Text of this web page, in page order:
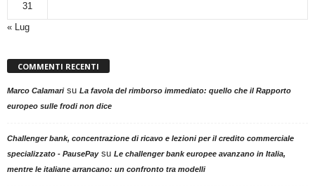
31
« Lug
COMMENTI RECENTI
Marco Calamarisu La favola del rimborso immediato: quello che il Rapporto
europeo sulle frodi non dice
Challenger bank, concentrazione di ricavo e lezioni per il credito commerciale
specializzato - PausePaysu Le challenger bank europee avanzano in Italia,
mentre le italiane arrancano: un confronto tra modelli